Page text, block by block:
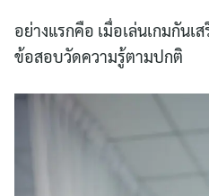
อย่างแรกคือ เมื่อเล่นเกมกัน
ข้อสอบวัดความรู้ตามปกติ